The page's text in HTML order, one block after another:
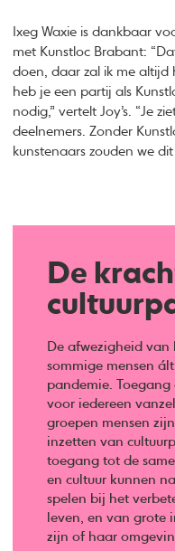
Ixeg Waxie is dankbaar
met Kunstloc Brabant:
doen, daar zal ik me
heb je een partij als
nodig,” vertelt Joy’s. “Je
deelnemers. Zonder
kunstenaars zouden we
De
De afwezigheid van
sommige mensen
pandemie.
voor iedereen
groepen mensen
inzetten van
toegang tot de
en cultuur kunnen
spelen bij het
leven, en van grote
zijn of haar